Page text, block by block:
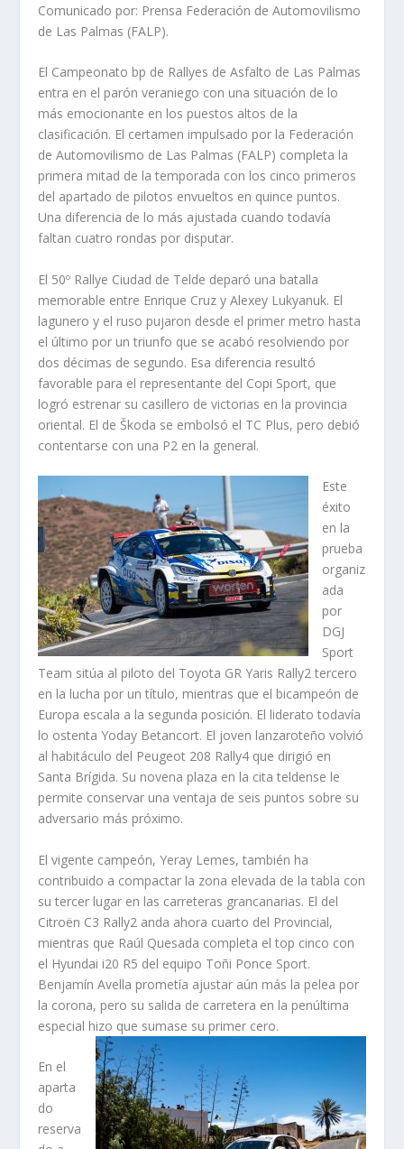
Comunicado por: Prensa Federación de Automovilismo
de Las Palmas (FALP).
El Campeonato bp de Rallyes de Asfalto de Las Palmas
entra en el parón veraniego con una situación de lo
más emocionante en los puestos altos de la
clasificación. El certamen impulsado por la Federación
de Automovilismo de Las Palmas (FALP) completa la
primera mitad de la temporada con los cinco primeros
del apartado de pilotos envueltos en quince puntos.
Una diferencia de lo más ajustada cuando todavía
faltan cuatro rondas por disputar.
El 50º Rallye Ciudad de Telde deparó una batalla
memorable entre Enrique Cruz y Alexey Lukyanuk. El
lagunero y el ruso pujaron desde el primer metro hasta
el último por un triunfo que se acabó resolviendo por
dos décimas de segundo. Esa diferencia resultó
favorable para el representante del Copi Sport, que
logró estrenar su casillero de victorias en la provincia
oriental. El de Škoda se embolsó el TC Plus, pero debió
contentarse con una P2 en la general.
Este
éxito
en la
prueba
organiz
ada
por
DGJ
Sport
Team sitúa al piloto del Toyota GR Yaris Rally2 tercero
en la lucha por un título, mientras que el bicampeón de
Europa escala a la segunda posición. El liderato todavía
lo ostenta Yoday Betancort. El joven lanzaroteño volvió
al habitáculo del Peugeot 208 Rally4 que dirigió en
Santa Brígida. Su novena plaza en la cita teldense le
permite conservar una ventaja de seis puntos sobre su
adversario más próximo.
El vigente campeón, Yeray Lemes, también ha
contribuido a compactar la zona elevada de la tabla con
su tercer lugar en las carreteras grancanarias. El del
Citroën C3 Rally2 anda ahora cuarto del Provincial,
mientras que Raúl Quesada completa el top cinco con
el Hyundai i20 R5 del equipo Toñi Ponce Sport.
Benjamín Avella prometía ajustar aún más la pelea por
la corona, pero su salida de carretera en la penúltima
especial hizo que sumase su primer cero.
En el
aparta
do
reserva